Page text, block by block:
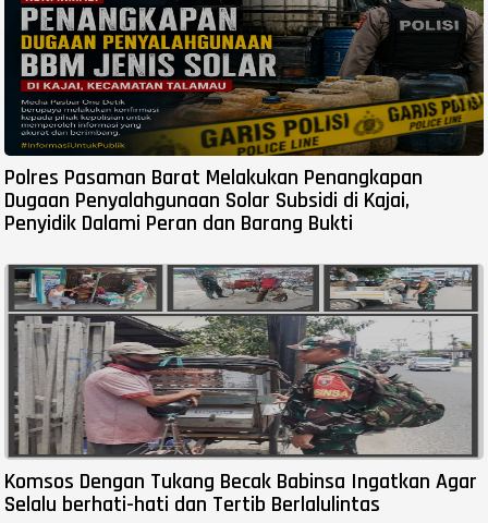
Polres Pasaman Barat Melakukan Penangkapan
Dugaan Penyalahgunaan Solar Subsidi di Kajai,
Penyidik Dalami Peran dan Barang Bukti
Komsos Dengan Tukang Becak Babinsa Ingatkan Agar
Selalu berhati-hati dan Tertib Berlalulintas